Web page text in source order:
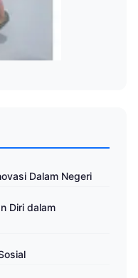
Dalam Negeri
Diri dalam